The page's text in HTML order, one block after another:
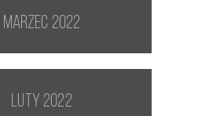
marzec 2022
luty 2022